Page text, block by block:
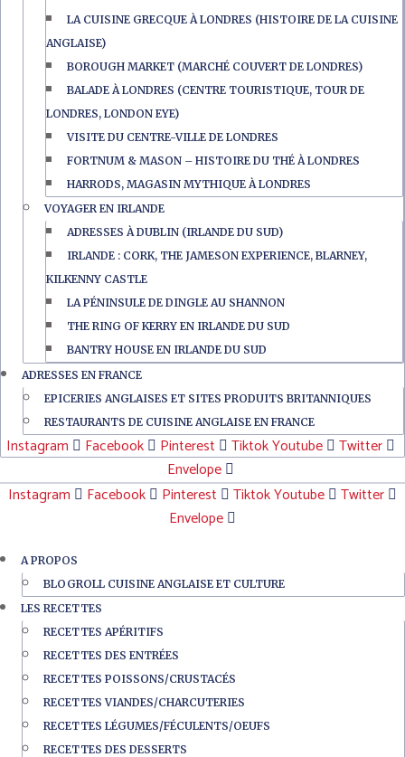
LA CUISINE GRECQUE À LONDRES (HISTOIRE DE LA CUISINE
ANGLAISE)
BOROUGH MARKET (MARCHÉ COUVERT DE LONDRES)
BALADE À LONDRES (CENTRE TOURISTIQUE, TOUR DE
LONDRES, LONDON EYE)
VISITE DU CENTRE-VILLE DE LONDRES
FORTNUM & MASON – HISTOIRE DU THÉ À LONDRES
HARRODS, MAGASIN MYTHIQUE À LONDRES
VOYAGER EN IRLANDE
ADRESSES À DUBLIN (IRLANDE DU SUD)
IRLANDE : CORK, THE JAMESON EXPERIENCE, BLARNEY,
KILKENNY CASTLE
LA PÉNINSULE DE DINGLE AU SHANNON
THE RING OF KERRY EN IRLANDE DU SUD
BANTRY HOUSE EN IRLANDE DU SUD
ADRESSES EN FRANCE
EPICERIES ANGLAISES ET SITES PRODUITS BRITANNIQUES
RESTAURANTS DE CUISINE ANGLAISE EN FRANCE
Instagram Facebook Pinterest TiktokYoutube
Twitter
Envelope
Instagram
Facebook Pinterest TiktokYoutube
Twitter
Envelope
A PROPOS
BLOGROLL CUISINE ANGLAISE ET CULTURE
LES RECETTES
RECETTES APÉRITIFS
RECETTES DES ENTRÉES
RECETTES POISSONS/CRUSTACÉS
RECETTES VIANDES/CHARCUTERIES
RECETTES LÉGUMES/FÉCULENTS/OEUFS
RECETTES DES DESSERTS